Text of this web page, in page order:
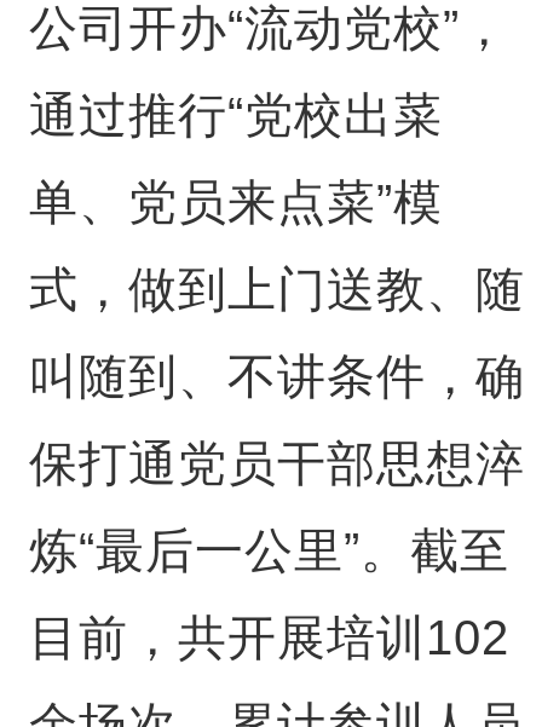
公司开办“流动党校”，
通过推行“党校出菜
单、党员来点菜”模
式，做到上门送教、随
叫随到、不讲条件，确
保打通党员干部思想淬
炼“最后一公里”。截至
目前，共开展培训102